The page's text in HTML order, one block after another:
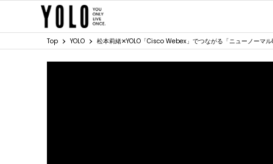
Top YOLO 松本莉緒✕YOLO「Cisco Webex」でつながる「ニューノーマ